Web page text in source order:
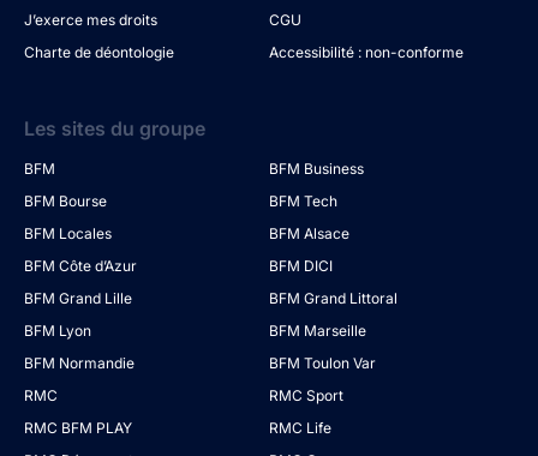
J’exerce mes droits
CGU
Charte de déontologie
Accessibilité : non-conforme
Les sites du groupe
BFM
BFM Business
BFM Bourse
BFM Tech
BFM Locales
BFM Alsace
BFM Côte d’Azur
BFM DICI
BFM Grand Lille
BFM Grand Littoral
BFM Lyon
BFM Marseille
BFM Normandie
BFM Toulon Var
RMC
RMC Sport
RMC BFM PLAY
RMC Life